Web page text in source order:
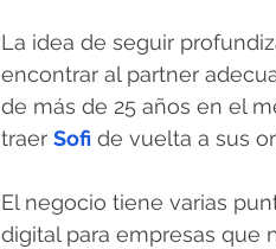
La idea de seguir
encontrar al partner
de más de 25 años en el
traer Sofi de vuelta a sus
El negocio tiene varias
digital para empresas que